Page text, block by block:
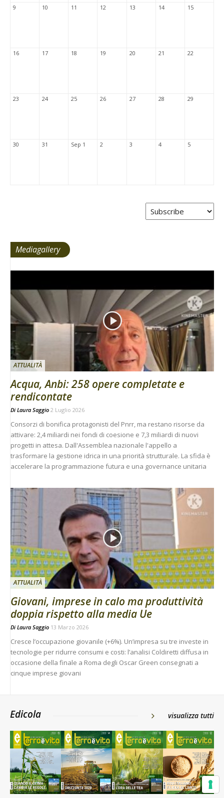
9 10 11 12 13 14 15
16 17 18 19 20 21 22
23 24 25 26 27 28 29
30 31 Sep 1 2 3 4 5
Mediagallery
ATTUALITÀ
Acqua, Anbi: 258 opere completate e
rendicontate
Di Laura Saggio 2 Luglio 2026
Consorzi di bonifica protagonisti del Pnrr, ma restano risorse da
attivare: 2,4 miliardi nei fondi di coesione e 7,3 miliardi di nuovi
progetti in attesa. Dall'Assemblea nazionale l'appello a
trasformare la gestione idrica in una priorità strutturale. La sfida è
accelerare la programmazione futura e una governance unitaria
ATTUALITÀ
Giovani, imprese in calo ma produttività
doppia rispetto alla media Ue
Di Laura Saggio 13 Marzo 2026
Cresce l’occupazione giovanile (+6%). Un’impresa su tre investe in
tecnologie per ridurre consumi e costi: l’analisi Coldiretti diffusa in
occasione della finale a Roma degli Oscar Green consegnati a
cinque imprese giovani
Edicola visualizza tutti